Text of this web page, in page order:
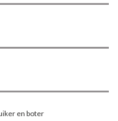
en boter